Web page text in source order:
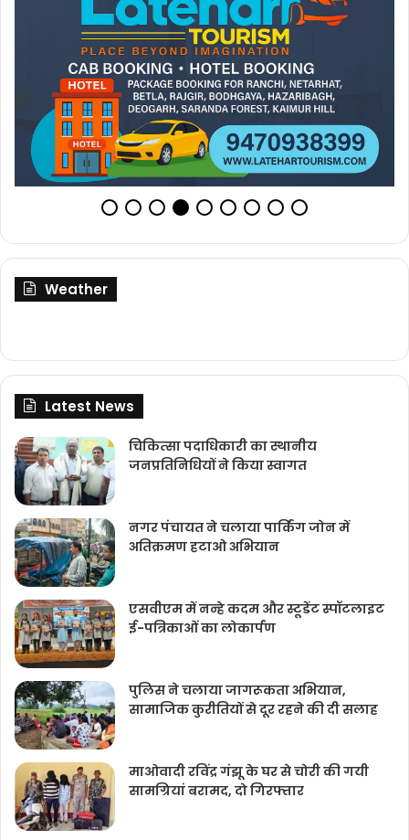
Weather
Latest News
चिकित्‍सा पदाधिकारी का स्थानीय
जनप्रतिनिधियों ने किया स्वागत
नगर पंचायत ने चलाया पार्किंग जोन में
अतिक्रमण हटाओ अभियान
एसवीएम में नन्हे कदम और स्टूडेंट स्पॉटलाइट
ई-पत्रिकाओं का लोकार्पण
पुलिस ने चलाया जागरूकता अभियान,
सामाजिक कुरीतियों से दूर रहने की दी सलाह
माओवादी रविंद्र गंझू के घर से चोरी की गयी
सामग्रियां बरामद, दो गिरफ्तार